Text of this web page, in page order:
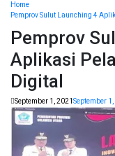
Home
Pemprov Sulut Launching 4
Pemprov
Aplikasi
Digital
September 1, 2021September 1,